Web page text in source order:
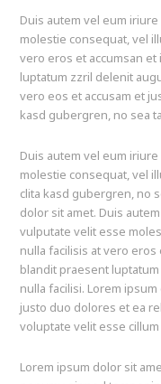
Duis autem vel eum
molestie consequat, vel
vero eros et accumsan
luptatum zzril delenit
vero eos et accusam et
kasd gubergren, no sea
Duis autem vel eum
molestie consequat, vel
clita kasd gubergren, no
dolor sit amet. Duis
vulputate velit esse
nulla facilisis at vero
blandit praesent
nulla facilisi. Lorem
justo duo dolores et ea
voluptate velit esse
Lorem ipsum dolor sit